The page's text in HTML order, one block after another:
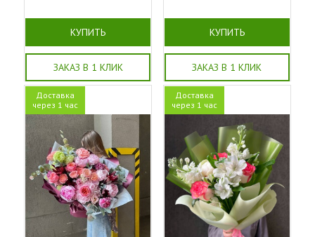
КУПИТЬ
ЗАКАЗ В 1 КЛИК
КУПИТЬ
ЗАКАЗ В 1 КЛИК
Доставка
через 1 час
Доставка
через 1 час